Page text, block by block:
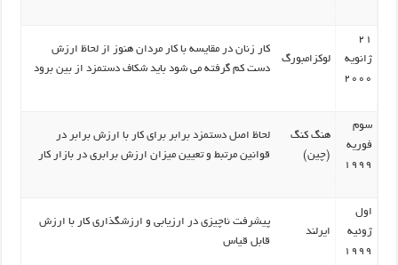
21
ژانویه
2000
لوکزامبورگ
کار زنان در مقایسه با کار مردان هنوز از لحاظ ارزش
دست کم گرفته می شود باید شکاف دستمزد از بین برود
سوم
فوریه
1999
هنگ کنگ
(چین)
لحاظ اصل دستمزد برابر برای کار با ارزش برابر در
قوانین مرتبط و تعیین میزان ارزش برابری در بازار کار
اول
ژوئیه
1999
ایرلند
پیشرفت ناچیزی در ارزیابی و ارزشگذاری کار با ارزش
قابل قیاس